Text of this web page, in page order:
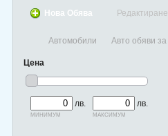
Нова Обява
Автомобили Авто обяви
Цена
лв.
минимум
лв.
максимум